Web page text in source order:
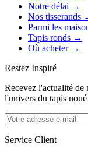
Notre délai →
Nos tisserands
Parmi les
Tapis ronds →
Où acheter→
Restez Inspiré
Recevez l'actualité de
l'univers du tapis
Service Client